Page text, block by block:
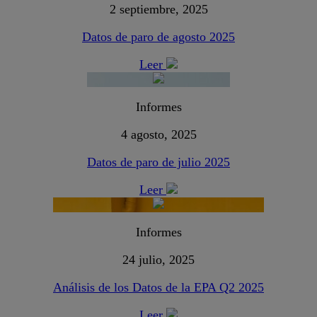
2 septiembre, 2025
Datos de paro de agosto 2025
Leer
Informes
4 agosto, 2025
Datos de paro de julio 2025
Leer
Informes
24 julio, 2025
Análisis de los Datos de la EPA Q2 2025